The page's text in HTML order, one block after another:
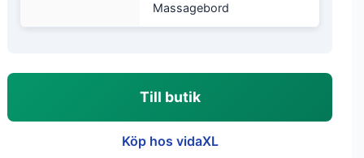
Massagebord
Till butik
Köp hos vidaXL